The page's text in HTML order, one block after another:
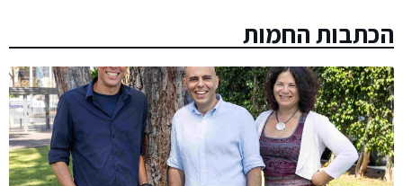
הכתבות החמות